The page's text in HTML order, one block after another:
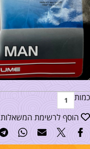
כמות
הוסף לרשימת המשאלות